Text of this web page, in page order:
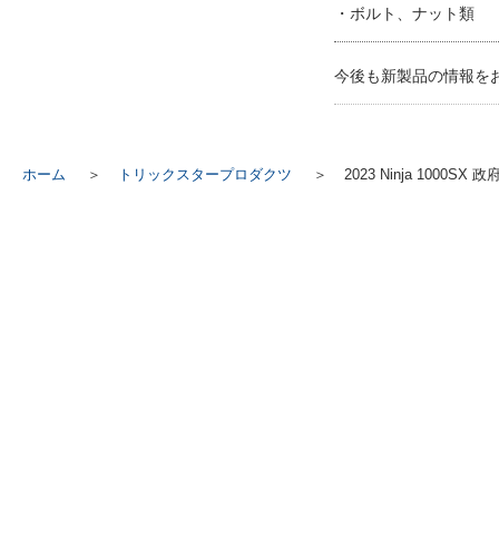
・ボルト、ナット類
今後も新製品の情報を
ホーム トリックスタープロダクツ 2023 Ninja 1000SX 政